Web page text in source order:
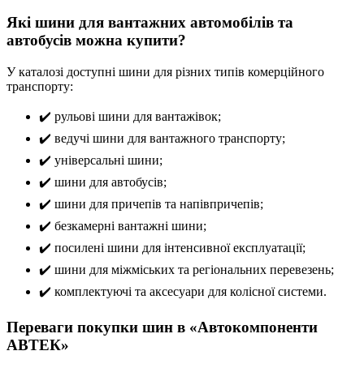
Які шини для вантажних автомобілів та
автобусів можна купити?
У каталозі доступні шини для різних типів комерційного
транспорту:
✔️ рульові шини для вантажівок;
✔️ ведучі шини для вантажного транспорту;
✔️ універсальні шини;
✔️ шини для автобусів;
✔️ шини для причепів та напівпричепів;
✔️ безкамерні вантажні шини;
✔️ посилені шини для інтенсивної експлуатації;
✔️ шини для міжміських та регіональних перевезень;
✔️ комплектуючі та аксесуари для колісної системи.
Переваги покупки шин в «Автокомпоненти
АВТЕК»